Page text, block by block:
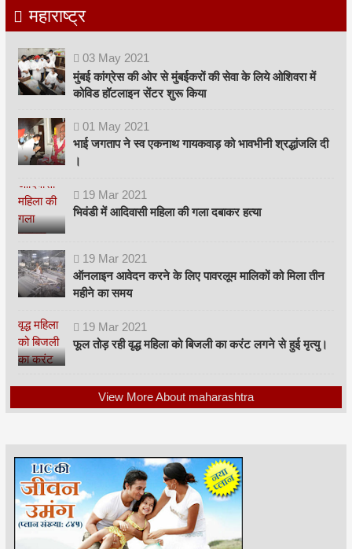
महाराष्ट्र
03 May 2021
मुंबई कांग्रेस की ओर से मुंबईकरों की सेवा के लिये ओशिवरा में
कोविड हॉटलाइन सेंटर शुरू किया
01 May 2021
भाई जगताप ने स्व एकनाथ गायकवाड़ को भावभीनी श्रद्धांजलि दी
।
19 Mar 2021
भिवंडी में आदिवासी महिला की गला दबाकर हत्या
19 Mar 2021
ऑनलाइन आवेदन करने के लिए पावरलूम मालिकों को मिला तीन
महीने का समय
19 Mar 2021
फूल तोड़ रही वृद्ध महिला को बिजली का करंट लगने से हुई मृत्यु।
View More About maharashtra